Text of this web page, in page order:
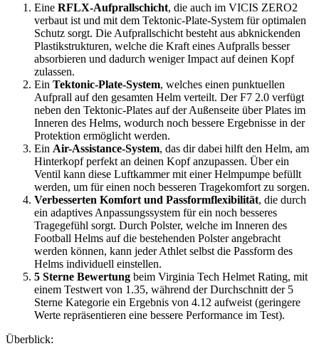
Eine RFLX-Aufprallschicht, die auch im VICIS ZERO2
verbaut ist und mit dem Tektonic-Plate-System für optimalen
Schutz sorgt. Die Aufprallschicht besteht aus abknickenden
Plastikstrukturen, welche die Kraft eines Aufpralls besser
absorbieren und dadurch weniger Impact auf deinen Kopf
zulassen.
Ein Tektonic-Plate-System, welches einen punktuellen
Aufprall auf den gesamten Helm verteilt. Der F7 2.0 verfügt
neben den Tektonic-Plates auf der Außenseite über Plates im
Inneren des Helms, wodurch noch bessere Ergebnisse in der
Protektion ermöglicht werden.
Ein Air-Assistance-System, das dir dabei hilft den Helm, am
Hinterkopf perfekt an deinen Kopf anzupassen. Über ein
Ventil kann diese Luftkammer mit einer Helmpumpe befüllt
werden, um für einen noch besseren Tragekomfort zu sorgen.
Verbesserten Komfort und Passformflexibilität, die durch
ein adaptives Anpassungssystem für ein noch besseres
Tragegefühl sorgt. Durch Polster, welche im Inneren des
Football Helms auf die bestehenden Polster angebracht
werden können, kann jeder Athlet selbst die Passform des
Helms individuell einstellen.
5 Sterne Bewertung beim Virginia Tech Helmet Rating, mit
einem Testwert von 1.35, während der Durchschnitt der 5
Sterne Kategorie ein Ergebnis von 4.12 aufweist (geringere
Werte repräsentieren eine bessere Performance im Test).
Überblick: